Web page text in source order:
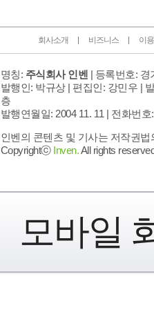
회사소개 비즈니스 이
명칭: 주식회사 인벤 | 등록번호: 경
발행인: 박규상 | 편집인: 강민우 |
층
발행연월일: 2004 11. 11 | 전화번호
인벤의 콘텐츠 및 기사는 저작권
Copyrightⓒ Inven.All rights
모바일